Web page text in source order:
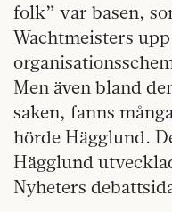
folk” var basen,
Wachtmeisters
Men även bland
saken, fanns
hörde Hägglund.
Hägglund
Nyheters